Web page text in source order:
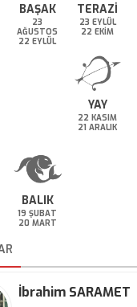
BAŞAK
23
AĞUSTOS
22 EYLÜL
TERAZİ
23 EYLÜL
22 EKİM
YAY
22 KASIM
21 ARALIK
BALIK
19 ŞUBAT
20 MART
İbrahim SARAMET